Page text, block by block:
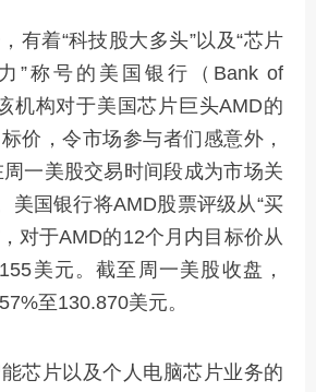
有着“科技股大多头”以及“芯片
”称号的美国银行（Bank of
机构对于美国芯片巨头AMD的
价，令市场参与者们感意外，
一美股交易时间段成为市场关
美国银行将AMD股票评级从“买
，对于AMD的12个月内目标价从
美元。截至周一美股收盘，
至130.870美元。
芯片以及个人电脑芯片业务的